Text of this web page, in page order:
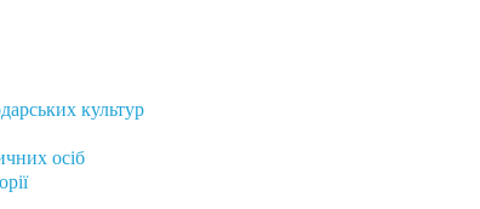
культур
осіб